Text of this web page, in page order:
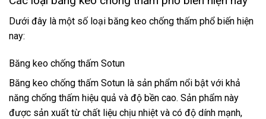
Dưới đây là một số loại băng keo chống thấm phổ biến hiện
nay:
Băng keo chống thấm Sotun
Băng keo chống thấm Sotun là sản phẩm nổi bật với khả
năng chống thấm hiệu quả và độ bền cao. Sản phẩm này
được sản xuất từ chất liệu chịu nhiệt và có độ dính mạnh,